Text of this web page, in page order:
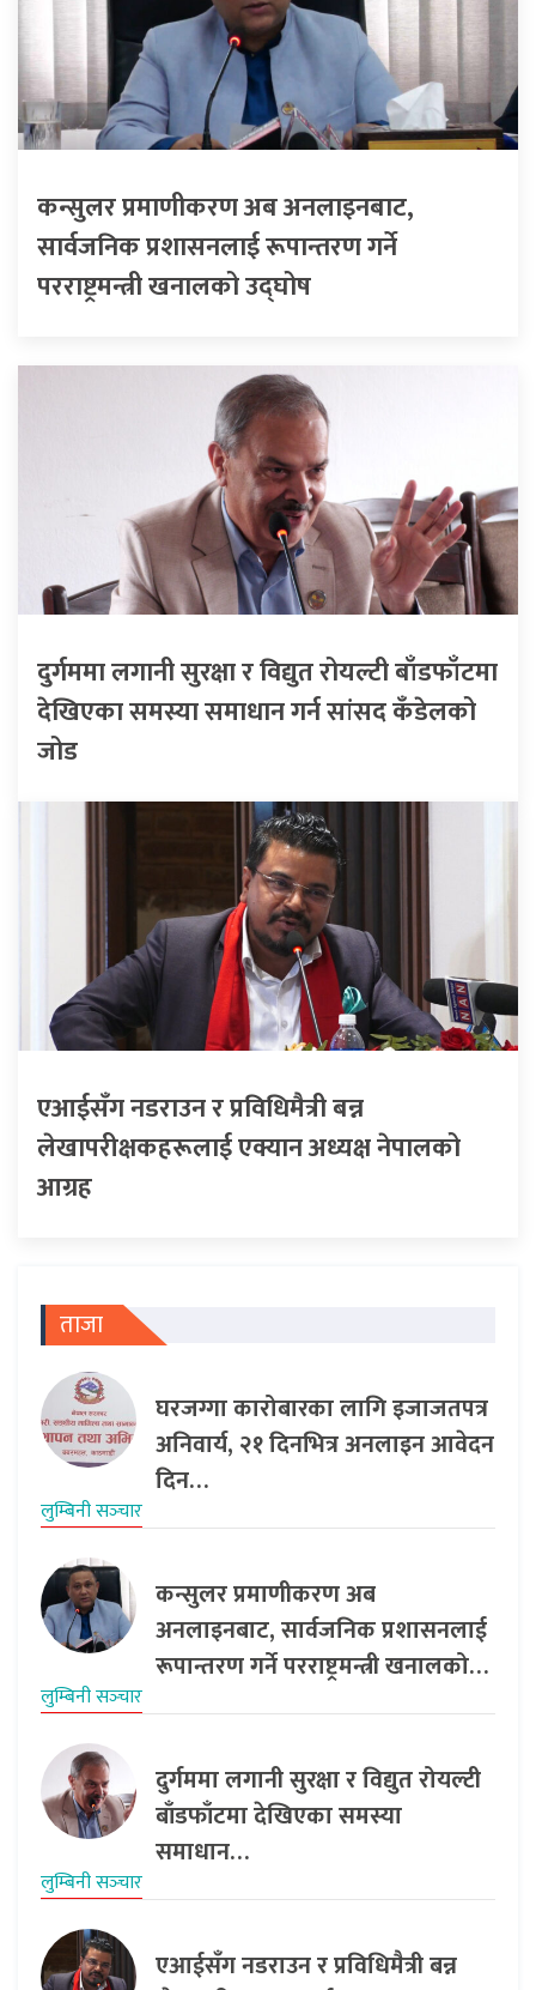
कन्सुलर प्रमाणीकरण अब अनलाइनबाट,
सार्वजनिक प्रशासनलाई रूपान्तरण गर्ने
परराष्ट्रमन्त्री खनालको उद्घोष
दुर्गममा लगानी सुरक्षा र विद्युत रोयल्टी बाँडफाँटमा
देखिएका समस्या समाधान गर्न सांसद कँडेलको
जोड
एआईसँग नडराउन र प्रविधिमैत्री बन्न
लेखापरीक्षकहरूलाई एक्यान अध्यक्ष नेपालको
आग्रह
ताजा
घरजग्गा कारोबारका लागि इजाजतपत्र
अनिवार्य, २१ दिनभित्र अनलाइन आवेदन
दिन…
लुम्बिनी सञ्‍चार
कन्सुलर प्रमाणीकरण अब
अनलाइनबाट, सार्वजनिक प्रशासनलाई
रूपान्तरण गर्ने परराष्ट्रमन्त्री खनालको…
लुम्बिनी सञ्‍चार
दुर्गममा लगानी सुरक्षा र विद्युत रोयल्टी
बाँडफाँटमा देखिएका समस्या
समाधान…
लुम्बिनी सञ्‍चार
एआईसँग नडराउन र प्रविधिमैत्री बन्न